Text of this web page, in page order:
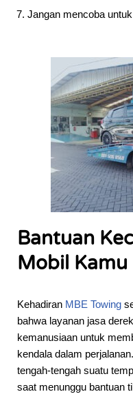
Jangan mencoba
Bantuan
Mobil Kamu
Kehadiran MBE Towing
bahwa layanan jasa
kemanusiaan untuk
kendala dalam
tengah-tengah suatu
saat menunggu bantuan